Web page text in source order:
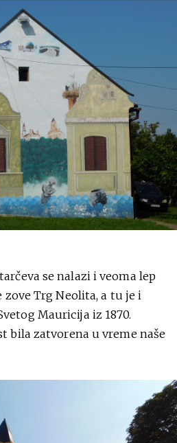
se nalazi i veoma lep
Trg Neolita, a tu je i
Mauricija iz 1870.
bila zatvorena u vreme naše